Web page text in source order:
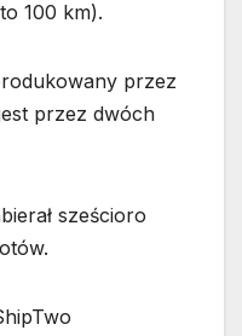
100 km).
przez
przez dwóch
sześcioro